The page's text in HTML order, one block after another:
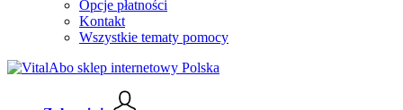
Opcje płatności
Kontakt
Wszystkie tematy pomocy